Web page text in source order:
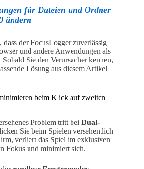
für Dateien und Ordner
ändern
dass der FocusLogger zuverlässig
und andere Anwendungen als
Sie den Verursacher kennen,
Lösung aus diesem Artikel
beim Klick auf zweiten
Problem tritt bei Dual-
Sie beim Spielen versehentlich
verliert das Spiel im exklusiven
Fokus und minimiert sich.